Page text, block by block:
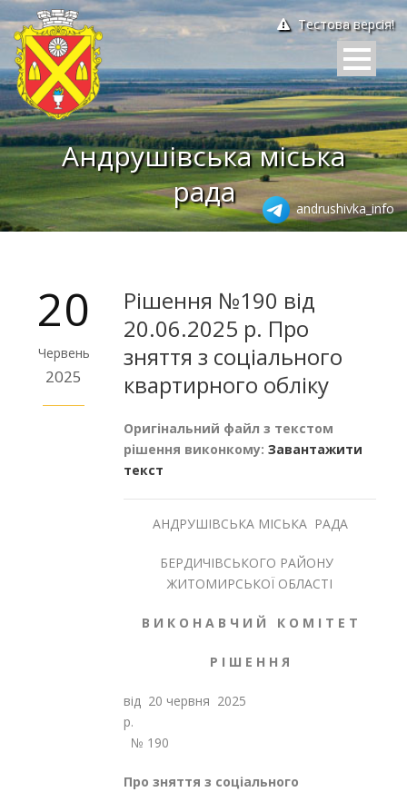
Тестова версія!
Андрушівська міська
рада
andrushivka_info
20
Червень
2025
Рішення №190 від
20.06.2025 р. Про
зняття з соціального
квартирного обліку
Оригінальний файл з текстом
рішення виконкому: Завантажити
текст
АНДРУШІВСЬКА МІСЬКА РАДА
БЕРДИЧІВСЬКОГО РАЙОНУ
ЖИТОМИРСЬКОЇ ОБЛАСТІ
В И К О Н А В Ч И Й К О М І Т Е Т
Р І Ш Е Н Н Я
від 20 червня 2025
№ 190
Про зняття з соціального